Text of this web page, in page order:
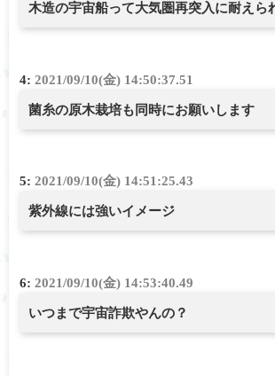
木造の宇宙船って大気圏再突入に耐えら
4: 2021/09/10(金) 14:50:37.51
菌糸の原木栽培も同時にお願いします
5: 2021/09/10(金) 14:51:25.43
紫外線には強いイメージ
6: 2021/09/10(金) 14:53:40.49
いつまで宇宙詐欺やんの？